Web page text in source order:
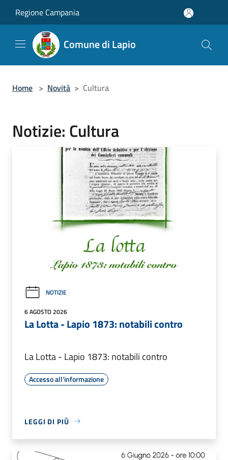
Regione Campania
Comune di Lapio
Home > Novità > Cultura
Notizie: Cultura
NOTIZIE
6 AGOSTO 2026
La Lotta - Lapio 1873: notabili contro
La Lotta - Lapio 1873: notabili contro
Accesso all'informazione
LEGGI DI PIÙ